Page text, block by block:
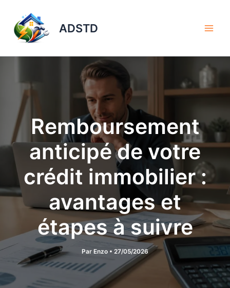
contenu
ADSTD
Remboursement
anticipé de votre
crédit immobilier :
avantages et
étapes à suivre
Par Enzo • 27/05/2026